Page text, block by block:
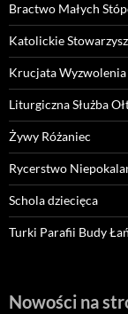
Bractwo Małych
Katolickie
Krucjata Wyzwolenia
Liturgiczna Służba
Żywy Różaniec
Rycerstwo
Schola dziecięca
Turki Parafii Budy
Nowości na